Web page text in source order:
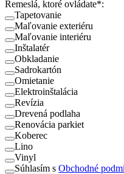
Remeslá, ktoré ovládate*:
Tapetovanie
Maľovanie exteriéru
Maľovanie interiéru
Inštalatér
Obkladanie
Sadrokartón
Omietanie
Elektroinštalácia
Revízia
Drevená podlaha
Renovácia parkiet
Koberec
Lino
Vinyl
Súhlasím s Obchodné